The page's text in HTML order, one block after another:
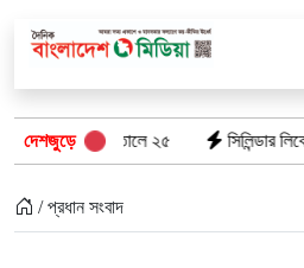
দেশজুড়ে
২৫ সিলিন্ডার লিকেজে ভয়াবহ
/ প্রধান সংবাদ